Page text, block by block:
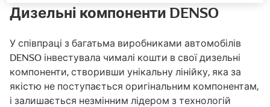
Дизельні компоненти DENSO
У співпраці з багатьма виробниками автомобілів
DENSO інвестувала чималі кошти в свої дизельні
компоненти, створивши унікальну лінійку, яка за
якістю не поступається оригінальним компонентам,
і залишається незмінним лідером з технологій